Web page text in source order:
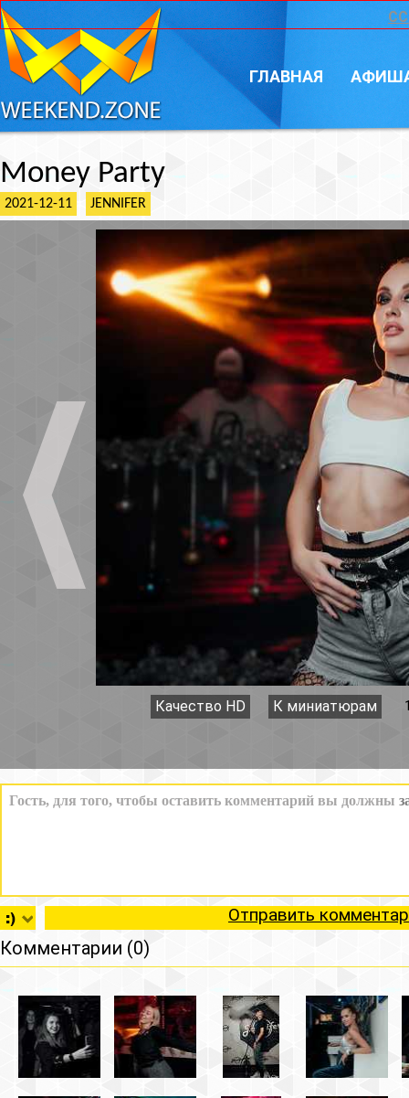
ГЛАВНАЯ
Money Party
2021-12-11 JENNIFER
Качество HD К миниатюрам
Отправить
Комментарии (0)